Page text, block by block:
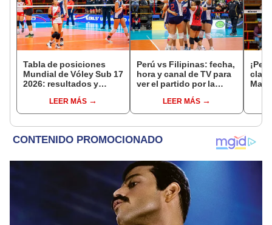
Tabla de posiciones
Mundial de Vóley Sub 17
2026: resultados y
de gruposLEER MÁS
Perú vs Filipinas: fecha,
hora y canal de TV para
ver el partido por la
17 de Vóley 2026
LEER MÁS